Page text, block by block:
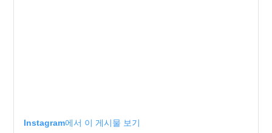
Instagram에서 이 게시물 보기